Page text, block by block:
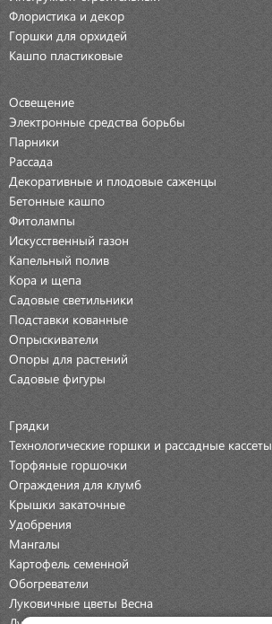
Флористика и декор
Горшки для орхидей
Кашпо пластиковые
Освещение
Электронные средства борьбы
Парники
Рассада
Декоративные и плодовые саженцы
Бетонные кашпо
Фитолампы
Искусственный газон
Капельный полив
Кора и щепа
Садовые светильники
Подставки кованные
Опрыскиватели
Опоры для растений
Садовые фигуры
Грядки
Технологические горшки и рассадные кассеты
Торфяные горшочки
Ограждения для клумб
Крышки закаточные
Удобрения
Мангалы
Картофель семенной
Обогреватели
Луковичные цветы Весна
Луковичные цветы Осень